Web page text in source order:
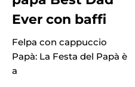
Ever con baffi
Felpa con cappuccio
Papà: La Festa del Papà è
a